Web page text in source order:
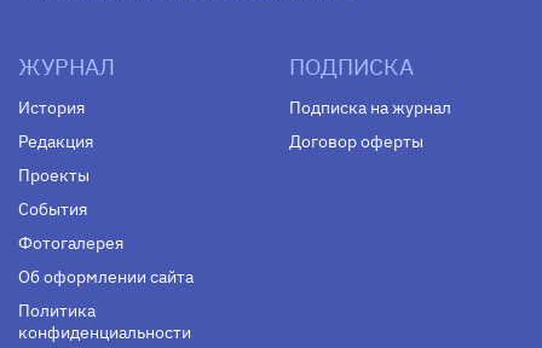
ЖУРНАЛ
История
Редакция
Проекты
События
Фотогалерея
Об оформлении сайта
Политика
конфиденциальности
ПОДПИСКА
Подписка на журнал
Договор оферты